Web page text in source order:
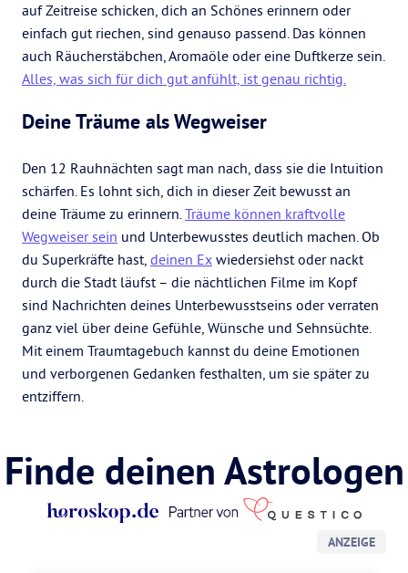
auf Zeitreise schicken, dich an Schönes erinnern oder
einfach gut riechen, sind genauso passend. Das können
auch Räucherstäbchen, Aromaöle oder eine Duftkerze sein.
Alles, was sich für dich gut anfühlt, ist genau richtig.
Deine Träume als Wegweiser
Den 12 Rauhnächten sagt man nach, dass sie die Intuition
schärfen. Es lohnt sich, dich in dieser Zeit bewusst an
deine Träume zu erinnern.Träume können kraftvolle
Wegweiser sein und Unterbewusstes deutlich machen. Ob
du Superkräfte hast, deinen Ex wiedersiehst oder nackt
durch die Stadt läufst – die nächtlichen Filme im Kopf
sind Nachrichten deines Unterbewusstseins oder verraten
ganz viel über deine Gefühle, Wünsche und Sehnsüchte.
Mit einem Traumtagebuch kannst du deine Emotionen
und verborgenen Gedanken festhalten, um sie später zu
entziffern.
Finde deinen Astrologen
ANZEIGE